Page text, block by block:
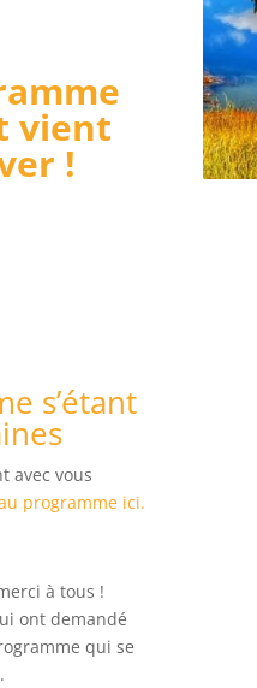
vient
!
s’étant
avec vous
programme ici.
à tous !
ont demandé
qui se